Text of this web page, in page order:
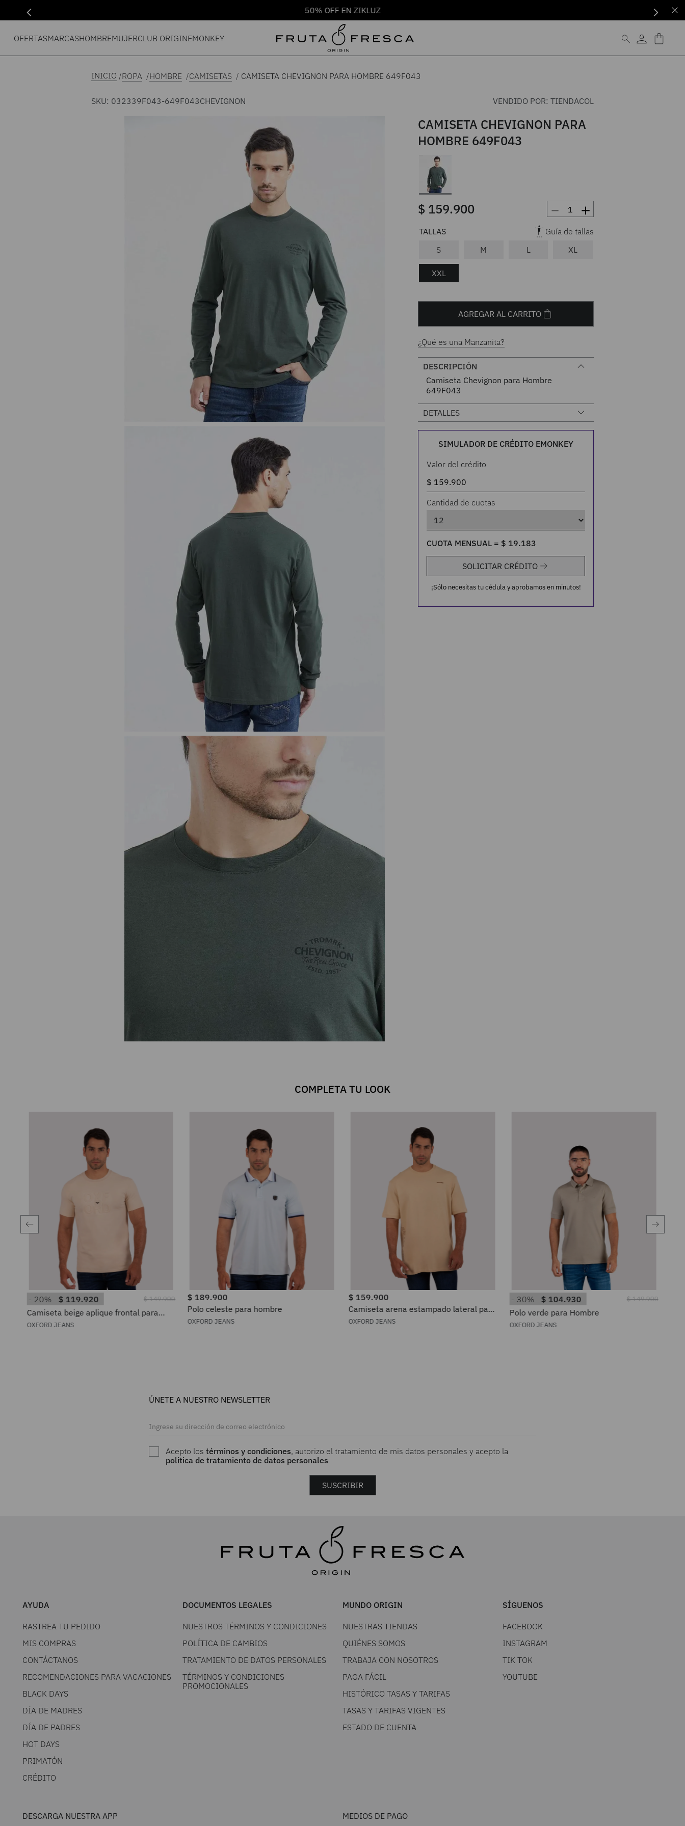
50% OFF EN ZIKLUZ
OFERTASMARCASHOMBREMUJERCLUB ORIGINEMONKEY
ROPA HOMBRE CAMISETAS CAMISETA CHEVIGNON PARA HOMBRE 649F043
SKU: 032339F043-649F043CHEVIGNON VENDIDO POR:TIENDACOL
CAMISETA CHEVIGNON PARA
HOMBRE 649F043
$ 159.900 ＋
－
L
M
S XL
XXL
Guía de tallas
AGREGAR AL CARRITO
¿Qué es una Manzanita?
DESCRIPCIÓN
Camiseta Chevignon para Hombre
649F043
DETALLES
SIMULADOR DE CRÉDITO EMONKEY
Valor del crédito
Cantidad de cuotas
CUOTA MENSUAL = $ 19.183
SOLICITAR CRÉDITO
¡Sólo necesitas tu cédula y aprobamos en minutos!
COMPLETA TU LOOK
20% $ 119.920 $149.900
Camiseta beige aplique frontal para
hombre
OXFORD JEANS
$ 189.900
Polo celeste para hombre
OXFORD JEANS
$ 159.900
Camiseta arena estampado lateral para
hombre
OXFORD JEANS
30% $ 104.930 $149.900
Polo verde para Hombre
OXFORD JEANS
ÚNETE A NUESTRO NEWSLETTER
Acepto lostérminos y condiciones, autorizo el tratamiento de mis datos personales y acepto la
politica de tratamiento de datos personales
SUSCRIBIR
AYUDA
RASTREA TU PEDIDO
MIS COMPRAS
CONTÁCTANOS
RECOMENDACIONES PARA VACACIONES
BLACK DAYS
DÍA DE MADRES
DÍA DE PADRES
HOT DAYS
PRIMATÓN
CRÉDITO
DOCUMENTOS LEGALES
NUESTROS TÉRMINOS Y CONDICIONES
POLÍTICA DE CAMBIOS
TRATAMIENTO DE DATOS PERSONALES
TÉRMINOS Y CONDICIONES
PROMOCIONALES
MUNDO ORIGIN
NUESTRAS TIENDAS
QUIÉNES SOMOS
TRABAJA CON NOSOTROS
PAGA FÁCIL
HISTÓRICO TASAS Y TARIFAS
TASAS Y TARIFAS VIGENTES
ESTADO DE CUENTA
SÍGUENOS
FACEBOOK
INSTAGRAM
TIK TOK
YOUTUBE
DESCARGA NUESTRA APP MEDIOS DE PAGO